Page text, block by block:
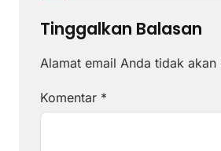
Tinggalkan Balasan
Alamat email Anda tidak
Komentar *